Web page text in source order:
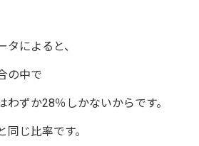
タによると、
の中で
ずか28％しかないからです。
じ比率です。